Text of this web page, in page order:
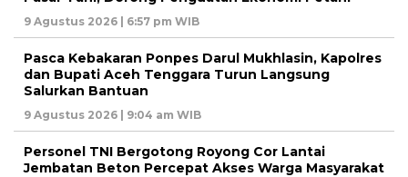
9 Agustus 2026 | 6:57 pm WIB
Pasca Kebakaran Ponpes Darul Mukhlasin, Kapolres
dan Bupati Aceh Tenggara Turun Langsung
Salurkan Bantuan
9 Agustus 2026 | 9:04 am WIB
Personel TNI Bergotong Royong Cor Lantai
Jembatan Beton Percepat Akses Warga Masyarakat